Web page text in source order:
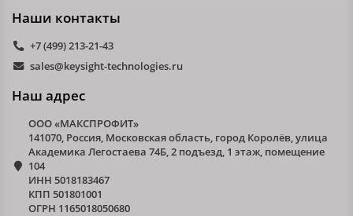
Наши контакты
+7 (499) 213-21-43
sales@keysight-technologies.ru
Наш адрес
ООО «МАКСПРОФИТ»
141070, Россия, Московская область, город Королёв, улица
Академика Легостаева 74Б, 2 подъезд, 1 этаж, помещение
104
ИНН 5018183467
КПП 501801001
ОГРН 1165018050680